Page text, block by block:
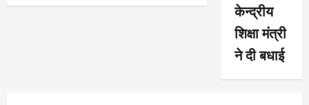
केन्द्रीय
शिक्षा मंत्री
ने दी बधाई